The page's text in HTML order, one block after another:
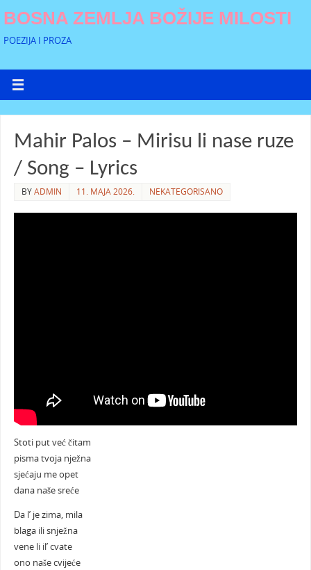
BOSNA ZEMLJA BOŽIJE MILOSTI
POEZIJA I PROZA
Mahir Palos – Mirisu li nase ruze
/ Song – Lyrics
BYADMIN 11. MAJA 2026. NEKATEGORISANO
Stoti put već čitam
pisma tvoja nježna
sjećaju me opet
dana naše sreće
Da l’ je zima, mila
blaga ili snježna
vene li il’ cvate
ono naše cvijeće